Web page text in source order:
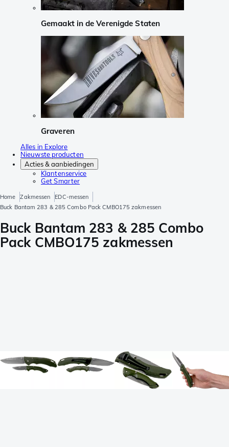
Gemaakt in de Verenigde Staten
Graveren
Alles in Explore
Nieuwste producten
Acties & aanbiedingen
Klantenservice
Get Smarter
Home Zakmessen
EDC-messen
Buck Bantam 283 & 285 Combo Pack CMBO175 zakmessen
Buck Bantam 283 & 285 Combo
Pack CMBO175 zakmessen